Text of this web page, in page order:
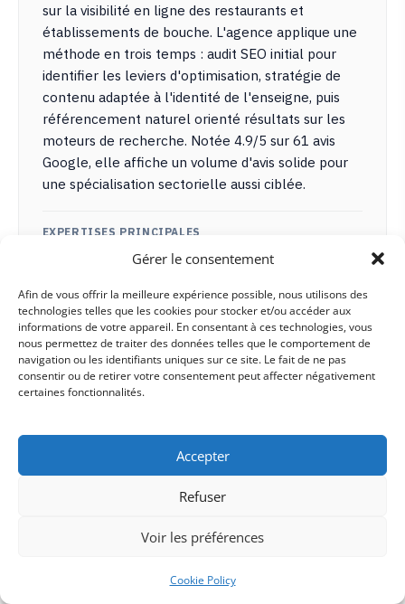
Gérer le consentement
Afin de vous offrir la meilleure expérience possible, nous utilisons des
technologies telles que les cookies pour stocker et/ou accéder aux
informations de votre appareil. En consentant à ces technologies, vous
nous permettez de traiter des données telles que le comportement de
navigation ou les identifiants uniques sur ce site. Le fait de ne pas
consentir ou de retirer votre consentement peut affecter négativement
certaines fonctionnalités.
Accepter
Refuser
Voir les préférences
Cookie Policy
sur la visibilité en ligne des restaurants et
établissements de bouche. L'agence applique une
méthode en trois temps : audit SEO initial pour
identifier les leviers d'optimisation, stratégie de
contenu adaptée à l'identité de l'enseigne, puis
référencement naturel orienté résultats sur les
moteurs de recherche. Notée 4.9/5 sur 61 avis
Google, elle affiche un volume d'avis solide pour
une spécialisation sectorielle aussi ciblée.
EXPERTISES PRINCIPALES
Référencement naturel pour restaurants & bistrots
Optimisation de la visibilité en ligne des enseignes
SEO local pour établissements de restauration
SES FORCES
Note 4.9/5 sur 61 avis Google (volume solide)
Spécialisation exclusive secteur restauration
déploiement
Contenu pédagogique structuré (blog, guides,
exemples)
Notre avis éditorial.
Bon choix si vous êtes
restaurateur et recherchez une agence qui connaît
proximité, Google Business, saisonnalité). Moins